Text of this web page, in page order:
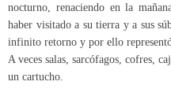
nocturno, renaciendo en la
haber visitado a su tierra y a sus
infinito retorno y por ello
A veces salas, sarcófagos, cofres,
un cartucho.